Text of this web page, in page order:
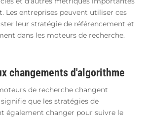
Les entreprises peuvent utiliser ces
leur stratégie de référencement et
dans les moteurs de recherche.
changements d'algorithme
de recherche changent
que les stratégies de
également changer pour suivre le